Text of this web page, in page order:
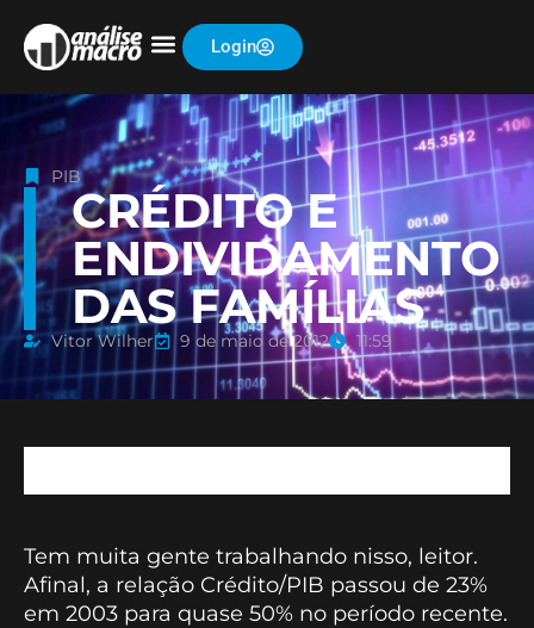
Login
PIB
CRÉDITO E
ENDIVIDAMENTO
DAS FAMÍLIAS
Vitor Wilher 9 de maio de 2012 11:59
Tem muita gente trabalhando nisso, leitor.
Afinal, a relação Crédito/PIB passou de 23%
em 2003 para quase 50% no período recente.